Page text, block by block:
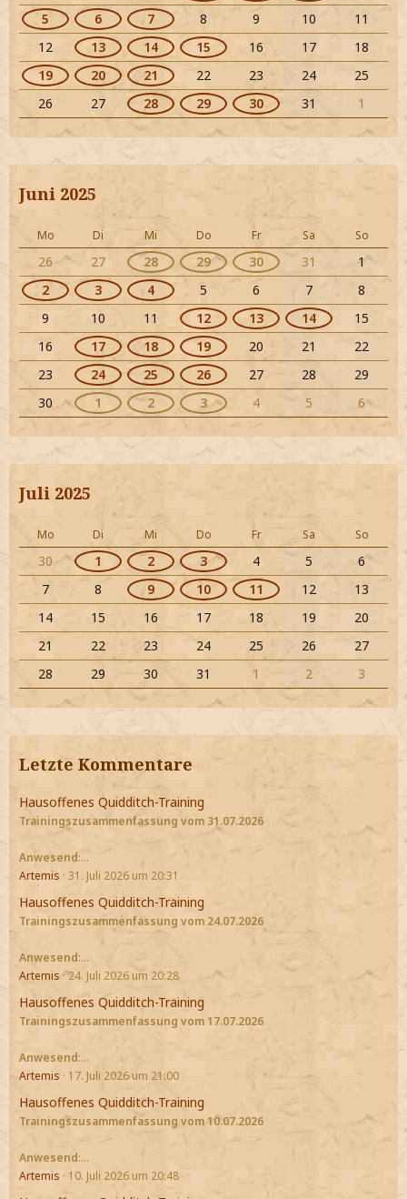
5
6 7 8 9 10
11
12
13 14 15 16 17
18
19
20 21 22 23 24
25
26
27 28 29 30 31 1
Juni 2025
Mo Di Mi Do Fr Sa So
26 27 28 29 30 31
1
2
3 4 5 6 7
8
9
10 11 12 13 14
15
16
17 18 19 20 21
22
23
24 25 26 27 28
29
30
1 2 3 4 5 6
Juli 2025
Mo Di Mi Do Fr Sa So
30 1 2 3 4 5
6
7
8 9 10 11 12
13
14
15 16 17 18 19
20
21
22 23 24 25 26
27
28
29 30 31 1 2 3
Letzte Kommentare
Hausoffenes Quidditch-Training
Trainingszusammenfassung vom 31.07.2026
Anwesend:…
Artemis 31. Juli 2026 um 20:31
Hausoffenes Quidditch-Training
Trainingszusammenfassung vom 24.07.2026
Anwesend:…
Artemis 24. Juli 2026 um 20:28
Hausoffenes Quidditch-Training
Trainingszusammenfassung vom 17.07.2026
Anwesend:…
Artemis
17. Juli 2026 um 21:00
Hausoffenes Quidditch-Training
Trainingszusammenfassung vom 10.07.2026
Anwesend:…
Artemis
10. Juli 2026 um 20:48